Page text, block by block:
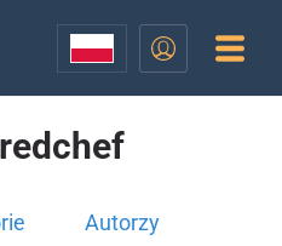
Autorzy